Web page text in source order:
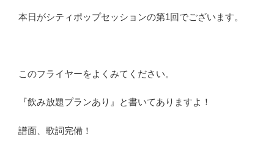
本日がシティポップセッションの第1回でございます。
このフライヤーをよくみてください。
『飲み放題プランあり』と書いてありますよ！
譜面、歌詞完備！